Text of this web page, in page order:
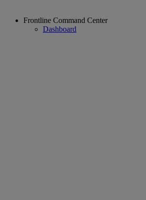
Frontline Command Center
Dashboard